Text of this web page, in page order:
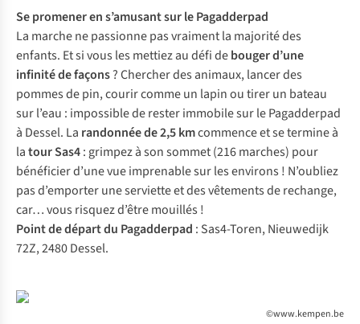
Se promener en s’amusant sur lePagadderpad
La marche ne passionne pas vraiment la majorité des
enfants. Et si vous les mettiez au défi debouger d’une
infinité de façons? Chercher des animaux, lancer des
pommes de pin, courir comme un lapin ou tirer un bateau
sur l’eau : impossible de rester immobile sur le Pagadderpad
à Dessel. La randonnée de 2,5 kmcommence et se termine à
latour Sas4: grimpez à son sommet (216 marches) pour
bénéficier d’une vue imprenable sur les environs ! N’oubliez
pas d’emporter une serviette et des vêtements de rechange,
car… vous risquez d’être mouillés !
Point de départ du Pagadderpad : Sas4-Toren, Nieuwedijk
72Z, 2480 Dessel.
©www.kempen.be